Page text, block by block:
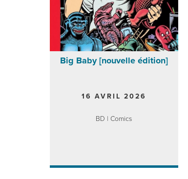
Big Baby [nouvelle édition]
16 AVRIL 2026
BD | Comics